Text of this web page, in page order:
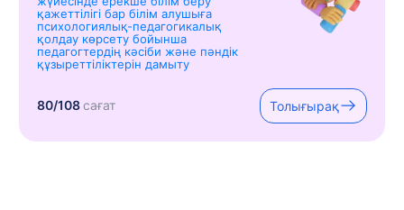
қажеттілігі бар білім алушыға
психологиялық-педагогикалық
қолдау көрсету бойынша
педагогтердің кәсіби және пәндік
құзыреттіліктерін дамыту
80/108сағат Толығырақ